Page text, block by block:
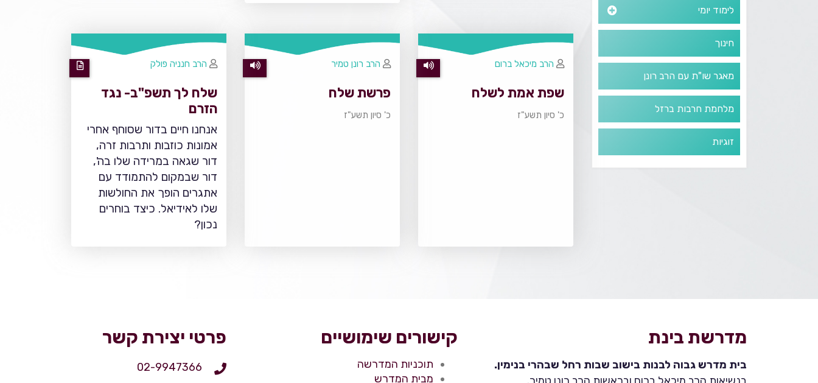
לימוד יומי
חינוך
מאגר שו"ת עם הרב רונן
מלחמת חרבות ברזל
זוגיות
שפת אמת לשלח
כ' סיון תשע"ז
הרב מיכאל ברום
פרשת שלח
כ' סיון תשע"ז
הרב רונן טמיר
שלח לך תשפ"ב- נגד
הזרם
אנחנו חיים בדור שסוחף אחרי
אמונות כוזבות ותרבות זרה,
דור שגאה במרידה שלו בה',
דור שבמקום להתמודד עם
אתגרים הופך את החולשות
שלו לאידיאל. כיצד בוחרים
נכון?
הרב חנניה פולק
מדרשת בינת
בית מדרש גבוה לבנות בישוב שבות רחל שבהרי בנימין.
קישורים שימושיים
תוכניות המדרשה
מבית המדרש
פרטי יצירת קשר
02-9947366